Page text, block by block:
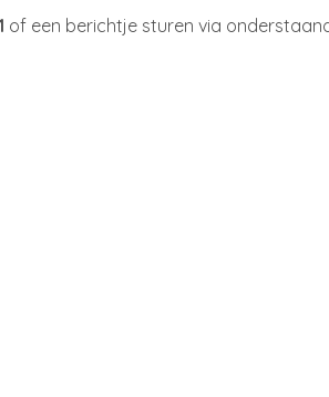
of een berichtje sturen via